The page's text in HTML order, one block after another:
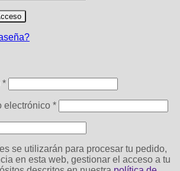
*Obligatorio
electrónico *Obligatorio
se utilizarán para procesar tu pedido,
en esta web, gestionar el acceso a tu